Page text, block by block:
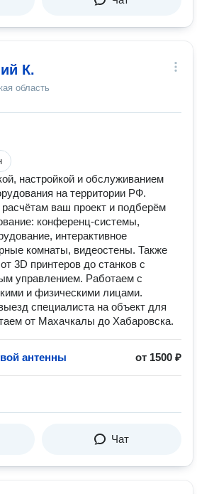
К.
область
настройкой и обслуживанием
на территории РФ.
ваш проект и подберём
конференц-системы,
интерактивное
комнаты, видеостены. Также
3D принтеров до станков с
управлением. Работаем с
и физическими лицами.
специалиста на объект для
от Махачкалы до Хабаровска.
антенны от 1500 ₽
Чат